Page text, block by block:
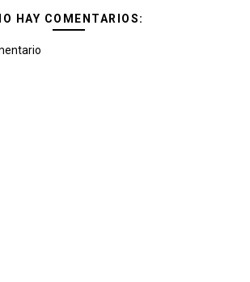
HAY COMENTARIOS: